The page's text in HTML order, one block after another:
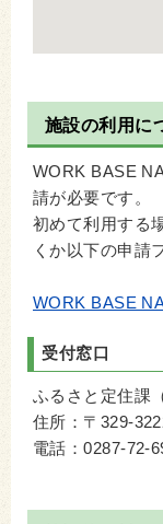
施設の利用に
WORK BASE
請が必要です。
初めて利用する
くか以下の申請
WORK BASE
受付窓口
ふるさと定住課
住所：〒329-
電話：0287-72-